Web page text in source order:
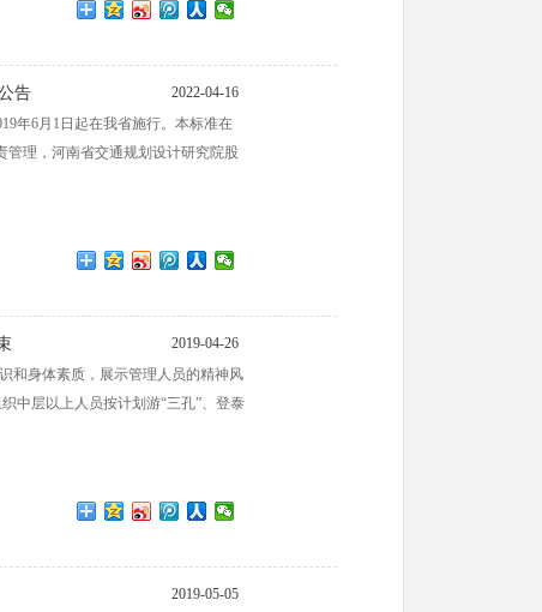
2022-04-16
告
年6月1日起在我省施行。本标准在
管理，河南省交通规划设计研究院股
2019-04-26
和身体素质，展示管理人员的精神风
中层以上人员按计划游“三孔”、登泰
2019-05-05